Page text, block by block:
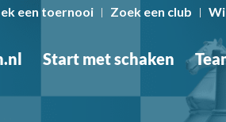
een toernooi Zoek een club
Start met schaken